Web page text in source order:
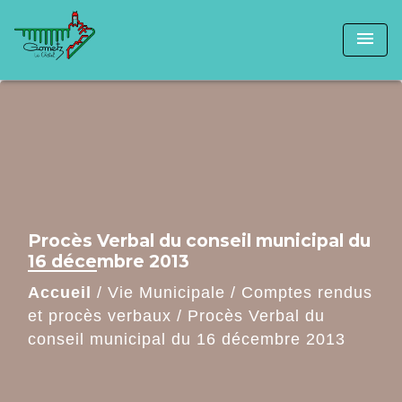
menu
Procès Verbal du conseil municipal du
16 décembre 2013
Accueil / Vie Municipale / Comptes rendus
et procès verbaux / Procès Verbal du
conseil municipal du 16 décembre 2013